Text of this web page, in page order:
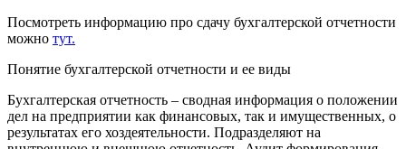
Посмотреть информацию про сдачу бухгалтерской отчетности
можно тут.
Понятие бухгалтерской отчетности и ее виды
Бухгалтерская отчетность – сводная информация о положении
дел на предприятии как финансовых, так и имущественных, о
результатах его хоздеятельности. Подразделяют на